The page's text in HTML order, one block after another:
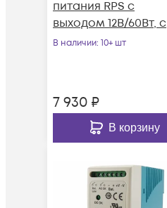
питания RPS с
выходом 12В/60Вт, с
функцией
В наличии: 10+ шт
7 930 ₽
В корзину